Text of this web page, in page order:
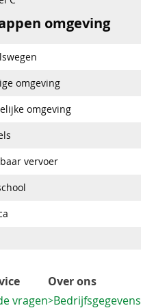
omgeving
omgeving
omgeving
vervoer
vragen
Over ons
Bedrijfsgegevens